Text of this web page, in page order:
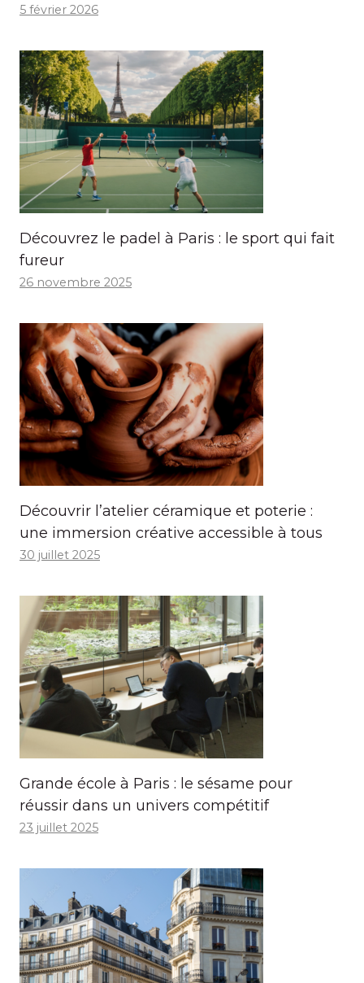
5 février 2026
Découvrez le padel à Paris : le sport qui fait
fureur
26 novembre 2025
Découvrir l’atelier céramique et poterie :
une immersion créative accessible à tous
30 juillet 2025
Grande école à Paris : le sésame pour
réussir dans un univers compétitif
23 juillet 2025